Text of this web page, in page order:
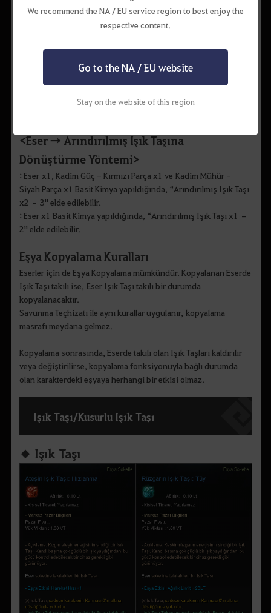
Eserler, Merkez Pazar kullanılarak alınıp satılamaz.
Kullanılmayan bir Eser Nasıl Tekrar
Değerlendirilir?
Elde ettiğiniz bir Eser size gerekli değil ise aşağıdaki yöntem
aracılığıyla bu Eseri, Işık Taşı elde edebileceğiniz “Arındırılmış
<Eser → Arındırılmış Işık Taşına
Dönüştürme Yöntemi>
: Eser x1, Kadim Güç - Kırmızı Parça x1 ve Kadim Mühür -
Siyah Parça x1 Basit Kimya yapıldığında, “Arındırılmış Işık Taşı
x2 – 3" elde edilebilir.
: Eser x1 Basit Kimya yapıldığında, “Arındırılmış Işık Taşı x1 –
2" elde edilebilir.
EşyaKopyalama Kuralları
Eserler için de Eşya Kopyalama mümkündür. Kopyalanan Eserde
Işık Taşı takılı ise, Eser Işık Taşı takılı bir durumda
kopyalanacaktır.
Savunma Teçhizatı ile aynı kurallar uygulanır, kopyalama
masrafı meydana gelmez.
Kopyalama sonrasında, Eserde takılı olan Işık Taşları kaldırılır
veya değiştirilirse, kopyalama fonksiyonuyla bağlı durumda
olan karakterdeki eşyaya herhangi bir etkisi olmaz.
Işık Taşı/Kusurlu Işık Taşı
◆ Işık Taşı
We recommend the NA / EU service region to best enjoy the
respective content.
Go to the NA / EU website
Stay on the website of this region